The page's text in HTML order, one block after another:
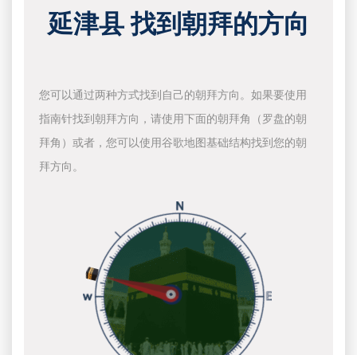
延津县 找到朝拜的方向
您可以通过两种方式找到自己的朝拜方向。如果要使用
指南针找到朝拜方向，请使用下面的朝拜角（罗盘的朝
拜角）或者，您可以使用谷歌地图基础结构找到您的朝
拜方向。